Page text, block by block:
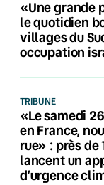
«Une grande
le quotidien
villages du
occupation
TRIBUNE
«Le samedi
en France,
rue» : près de
lancent un
d’urgence